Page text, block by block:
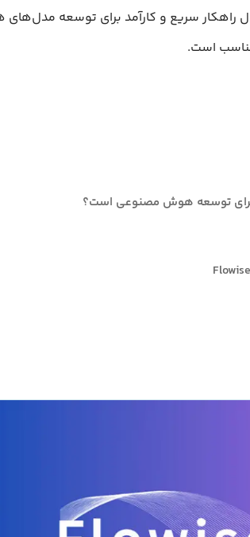
راهکار سریع و کارآمد برای توسعه